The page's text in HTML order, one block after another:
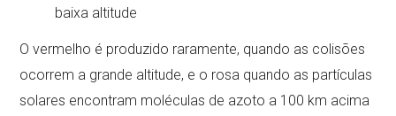
baixa altitude
O vermelho é produzido raramente, quando as colisões
ocorrem a grande altitude, e o rosa quando as partículas
solares encontram moléculas de azoto a 100 km acima